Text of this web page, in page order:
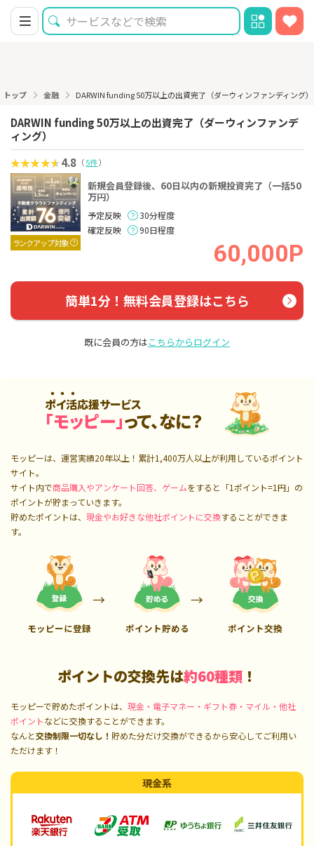
トップ 金融 DARWIN funding 50万以上の出資完了（ダーウィンファンディング
DARWIN funding 50万以上の出資完了（ダーウィンファンデ
ィング）
4.8 （5件）
ランクアップ対象
新規会員登録後、60日以内の新規投資完了（一括50
万円）
予定反映
30分程度
確定反映
90日程度
60,000P
簡単1分！無料会員登録はこちら
既に会員の方はこちらからログイン
ポイ活応援サービス
「モッピー」って、なに？
モッピーは、運営実績20年以上！累計1,400万人以上が利用しているポイント
サイト。
サイト内で商品購入やアンケート回答、ゲームをすると「1ポイント=1円」の
ポイントが貯まっていきます。
貯めたポイントは、 現金やお好きな他社ポイントに交換することができま
す。
モッピーに登録 ポイント貯める ポイント交換
ポイントの交換先は約60種類 ！
モッピーで貯めたポイントは、 現金・電子マネー・ギフト券・マイル・他社
ポイントなどに交換することができます。
なんと交換制限一切なし！ 貯めた分だけ交換ができるから安心してご利用い
ただけます！
現金系